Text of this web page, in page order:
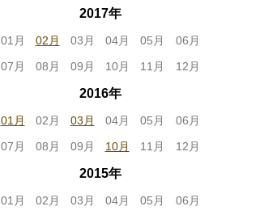
2017年
01月 02月 03月 04月 05月
06月
07月
08月 09月 10月 11月 12月
2016年
01月 02月 03月 04月 05月
06月
07月
08月 09月 10月 11月 12月
2015年
01月 02月 03月 04月 05月
06月